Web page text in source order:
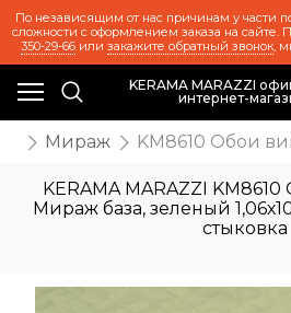
По независящим от нас причинам у части
сложности с оформлением заказа на сайте.
350-29-66или закажите обратный звонок,
KERAMA MARAZZI
интернет-
Мираж KM8610 Обои
KERAMA MARAZZI
Мираж база, зеленый
стыковка